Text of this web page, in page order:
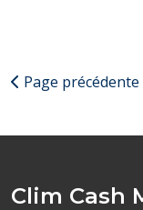
Page précédente
Clim Cash